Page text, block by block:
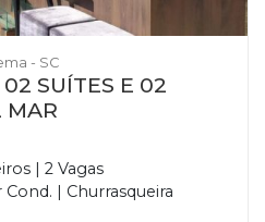
- SC
SUÍTES E 02
MAR
| 2 Vagas
| Churrasqueira